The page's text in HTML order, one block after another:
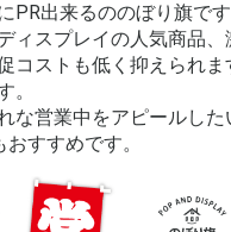
PR出来るののぼり旗です
ィスプレイの人気商品、
コストも低く抑えられ
。
な営業中をアピールした
すすめです。